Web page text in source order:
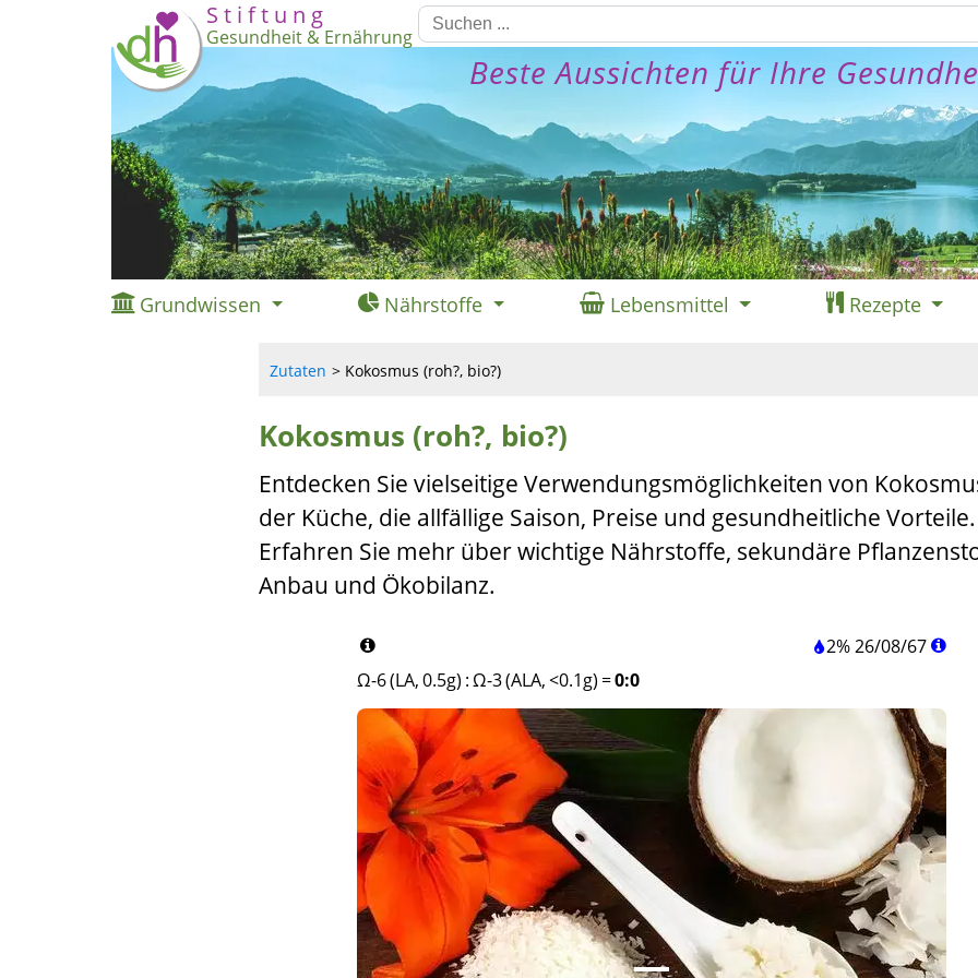
S t i f t u n g
Gesundheit & Ernährung
Beste Aussichten für Ihre
Grundwissen Nährstoffe Lebensmittel Rezepte
Zutaten Kokosmus (roh?, bio?)
Kokosmus (roh?, bio?)
Entdecken Sie vielseitige Verwendungsmöglichkeiten von
der Küche, die allfällige Saison, Preise und gesundheitliche Vorteile.
Erfahren Sie mehr über wichtige Nährstoffe, sekundäre
Anbau und Ökobilanz.
2%26/08/67
Ω-6 (LA, 0.5g) :Ω-3 (ALA, <0.1g) =0:0